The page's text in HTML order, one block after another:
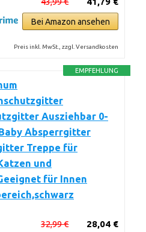
Bei Amazon ansehen
Preis inkl. MwSt., zzgl. Versandkosten
EMPFEHLUNG
Ausziehbar 0-
Absperrgitter
Treppe für
und
für Innen
28,04 €
32,99 €